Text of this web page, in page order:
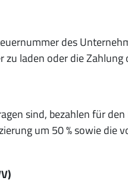
des
laden oder die
sind, bezahlen für
um 50 % sowie die